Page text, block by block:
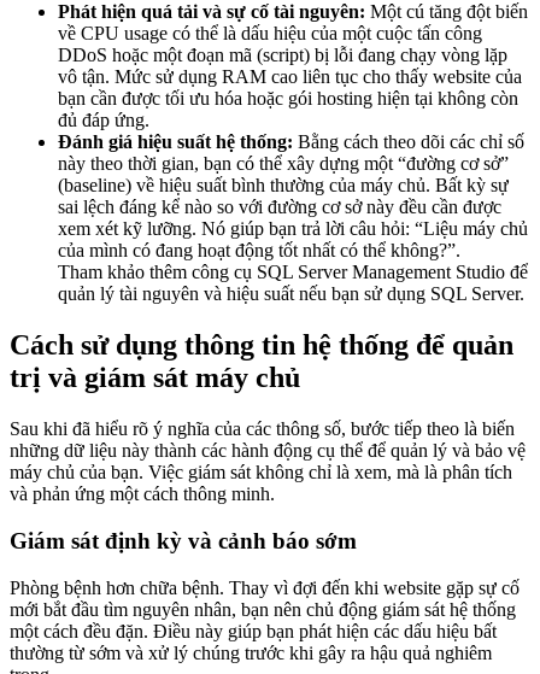
Phát hiện quá tải và sự cố tài nguyên: Một cú tăng đột biến
về CPU usage có thể là dấu hiệu của một cuộc tấn công
DDoS hoặc một đoạn mã (script) bị lỗi đang chạy vòng lặp
vô tận. Mức sử dụng RAM cao liên tục cho thấy website của
bạn cần được tối ưu hóa hoặc gói hosting hiện tại không còn
đủ đáp ứng.
Đánh giá hiệu suất hệ thống: Bằng cách theo dõi các chỉ số
này theo thời gian, bạn có thể xây dựng một “đường cơ sở”
(baseline) về hiệu suất bình thường của máy chủ. Bất kỳ sự
sai lệch đáng kể nào so với đường cơ sở này đều cần được
xem xét kỹ lưỡng. Nó giúp bạn trả lời câu hỏi: “Liệu máy chủ
của mình có đang hoạt động tốt nhất có thể không?”.
Tham khảo thêm công cụ SQL Server Management Studio để
quản lý tài nguyên và hiệu suất nếu bạn sử dụng SQL Server.
Cách sử dụng thông tin hệ thống để quản
trị và giám sát máy chủ
Sau khi đã hiểu rõ ý nghĩa của các thông số, bước tiếp theo là biến
những dữ liệu này thành các hành động cụ thể để quản lý và bảo vệ
máy chủ của bạn. Việc giám sát không chỉ là xem, mà là phân tích
và phản ứng một cách thông minh.
Giám sát định kỳ và cảnh báo sớm
Phòng bệnh hơn chữa bệnh. Thay vì đợi đến khi website gặp sự cố
mới bắt đầu tìm nguyên nhân, bạn nên chủ động giám sát hệ thống
một cách đều đặn. Điều này giúp bạn phát hiện các dấu hiệu bất
thường từ sớm và xử lý chúng trước khi gây ra hậu quả nghiêm